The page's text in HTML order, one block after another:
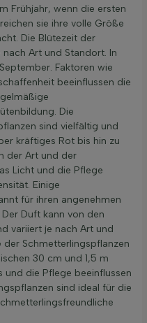
Frühjahr, wenn die ersten
sie ihre volle Größe
Die Blütezeit der
Art und Standort. In
Faktoren wie
beeinflussen die
Die
sind vielfältig und
kräftiges Rot bis hin zu
der Art und der
Licht und die Pflege
Einige
für ihren angenehmen
Duft kann von den
variiert je nach Art und
der Schmetterlingspflanzen
30 cm und 1,5 m
und die Pflege beeinflussen
sind ideal für die